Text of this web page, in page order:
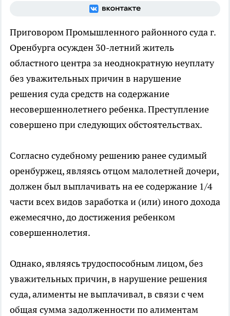
Приговором Промышленного районного суда г.
Оренбурга осужден 30-летний житель
областного центра за неоднократную неуплату
без уважительных причин в нарушение
решения суда средств на содержание
несовершеннолетнего ребенка. Преступление
совершено при следующих обстоятельствах.
Согласно судебному решению ранее судимый
оренбуржец, являясь отцом малолетней дочери,
должен был выплачивать на ее содержание 1/4
части всех видов заработка и (или) иного дохода
ежемесячно, до достижения ребенком
совершеннолетия.
Однако, являясь трудоспособным лицом, без
уважительных причин, в нарушение решения
суда, алименты не выплачивал, в связи с чем
общая сумма задолженности по алиментам